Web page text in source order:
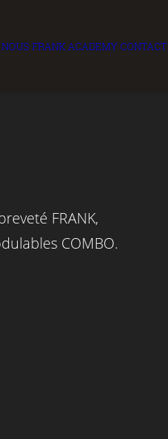
NOUS FRANK ACADEMY CONTACT
FRANK,
COMBO.